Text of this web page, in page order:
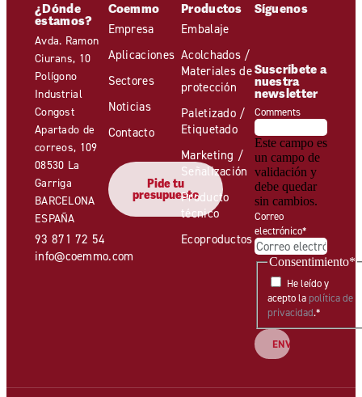
¿Dónde
estamos?
Avda. Ramon
Ciurans, 10
Polígono
Industrial
Congost
Apartado de
correos, 109
08530 La
Garriga
BARCELONA
ESPAÑA
93 871 72 54
info@coemmo.com
Coemmo
Empresa
Aplicaciones
Sectores
Noticias
Contacto
Pide tu
presupuesto
Productos
Embalaje
Acolchados /
Materiales de
protección
Paletizado /
Etiquetado
Marketing /
Señalización
Producto
técnico
Ecoproductos
Síguenos
Suscríbete a
nuestra
newsletter
Comments
Este campo es
un campo de
validación y
debe quedar
sin cambios.
Correo
electrónico*
Consentimiento*
He leído y
acepto la política de
privacidad.*